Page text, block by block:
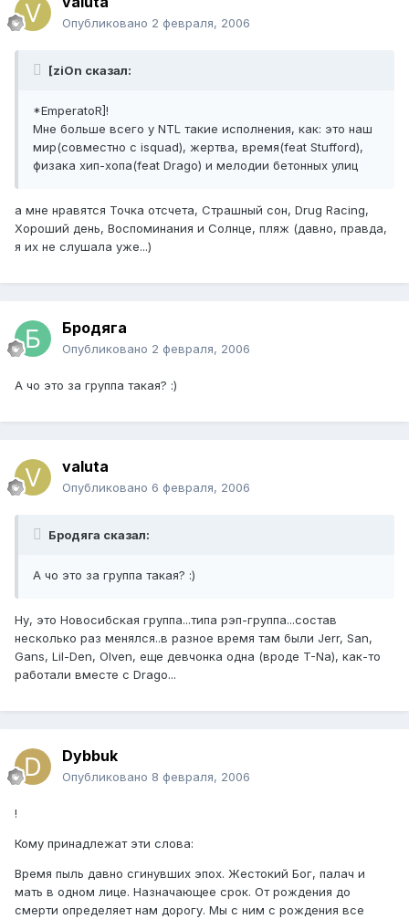
Опубликовано 2 февраля, 2006
[ziOn сказал:
*EmperatoR]!
Мне больше всего у NTL такие исполнения, как: это наш
мир(совместно с isquad), жертва, время(feat Stufford),
физака хип-хопа(feat Drago) и мелодии бетонных улиц
а мне нравятся Точка отсчета, Страшный сон, Drug Racing,
Хороший день, Воспоминания и Солнце, пляж (давно, правда,
я их не слушала уже...)
Бродяга
Опубликовано 2 февраля, 2006
А чо это за группа такая? :)
valuta
Опубликовано 6 февраля, 2006
Бродяга сказал:
А чо это за группа такая? :)
Ну, это Новосибская группа...типа рэп-группа...состав
несколько раз менялся..в разное время там были Jerr, San,
Gans, Lil-Den, Olven, еще девчонка одна (вроде T-Na), как-то
работали вместе с Drago...
Dybbuk
Опубликовано 8 февраля, 2006
!
Кому принадлежат эти слова:
Время пыль давно сгинувших эпох. Жестокий Бог, палач и
мать в одном лице. Назначающее срок. От рождения до
смерти определяет нам дорогу. Мы с ним с рождения все